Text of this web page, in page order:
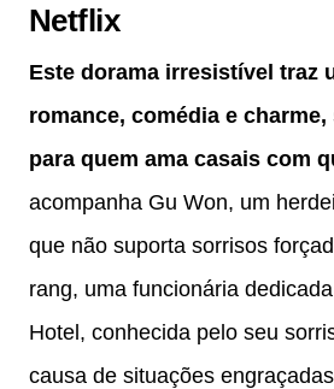
Netflix
Este dorama irresistível traz
romance, comédia e
para quem ama casais com
acompanha Gu Won, um
que não suporta sorrisos
rang, uma funcionária
Hotel, conhecida pelo seu
causa de situações